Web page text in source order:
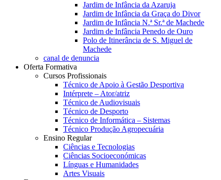
Jardim de Infância da Azaruja
Jardim de Infância da Graça do Divor
Jardim de Infância N.ª Sr.ª de Machede
Jardim de Infância Penedo de Ouro
Polo de Itinerância de S. Miguel de
Machede
canal de denuncia
Oferta Formativa
Cursos Profissionais
Técnico de Apoio à Gestão Desportiva
Intérprete – Ator/atriz
Técnico de Audiovisuais
Técnico de Desporto
Técnico de Informática – Sistemas
Técnico Produção Agropecuária
Ensino Regular
Ciências e Tecnologias
Ciências Socioeconómicas
Línguas e Humanidades
Artes Visuais